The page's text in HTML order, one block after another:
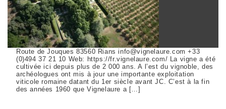
Route de Jouques 83560 Rians info@vignelaure.com +33
(0)494 37 21 10 Web: https://fr.vignelaure.com/ La vigne a été
cultivée ici depuis plus de 2 000 ans. A l’est du vignoble, des
archéologues ont mis à jour une importante exploitation
viticole romaine datant du 1er siècle avant JC. C’est à la fin
des années 1960 que Vignelaure a […]